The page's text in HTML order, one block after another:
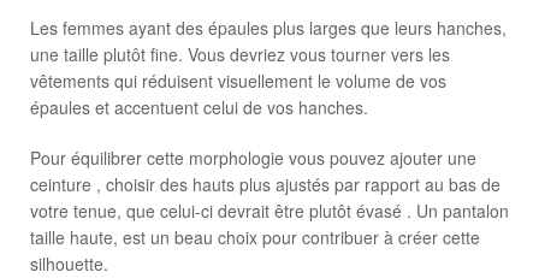
Les femmes ayant des épaules plus larges que leurs hanches,
une taille plutôt fine. Vous devriez vous tourner vers les
vêtements qui réduisent visuellement le volume de vos
épaules et accentuent celui de vos hanches.
Pour équilibrer cette morphologie vous pouvez ajouter une
ceinture , choisir des hauts plus ajustés par rapport au bas de
votre tenue, que celui-ci devrait être plutôt évasé . Un pantalon
taille haute, est un beau choix pour contribuer à créer cette
silhouette.